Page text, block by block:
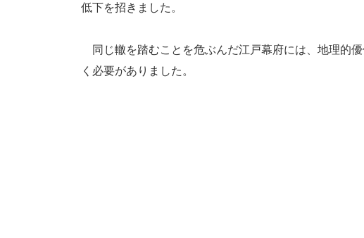
低下を招きました。
同じ轍を踏むことを危ぶんだ江戸幕府には、地理的
く必要がありました。